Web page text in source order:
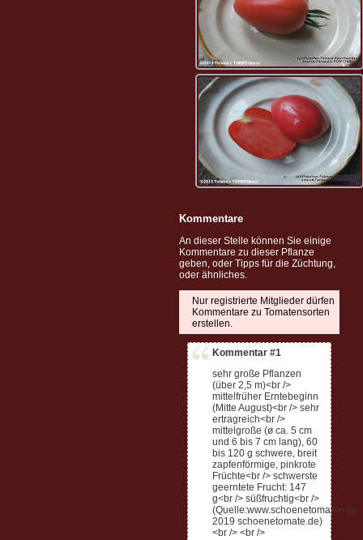
Kommentare
An dieser Stelle können Sie einige
Kommentare zu dieser Pflanze
geben, oder Tipps für die Züchtung,
oder ähnliches.
Nur registrierte Mitglieder dürfen
Kommentare zu Tomatensorten
erstellen.
Kommentar #1
sehr große Pflanzen
(über 2,5 m)<br />
mittelfrüher Erntebeginn
(Mitte August)<br /> sehr
ertragreich<br />
mittelgroße (ø ca. 5 cm
und 6 bis 7 cm lang), 60
bis 120 g schwere, breit
zapfenförmige, pinkrote
Früchte<br /> schwerste
geerntete Frucht: 147
g<br /> süßfruchtig<br />
(Quelle:www.schoenetomaten.de
2019 schoenetomate.de)
<br /> <br />